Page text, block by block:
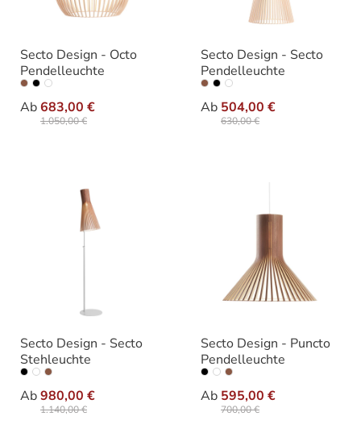
Secto Design - Octo
Pendelleuchte
Ab683,00 €
1.050,00 €
Farbe
Secto Design - Secto
Pendelleuchte
Ab 504,00 €
630,00 €
Farbe
Secto Design - Secto
Stehleuchte
Ab980,00 €
1.140,00 €
Farbe
Secto Design - Puncto
Pendelleuchte
Ab 595,00 €
700,00 €
Farbe